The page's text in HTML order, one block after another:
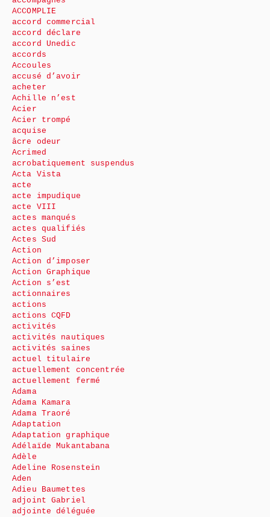
ACCOMPLIE
accord commercial
accord déclare
accord Unedic
accords
Accoules
accusé d’avoir
acheter
Achille n’est
Acier
Acier trompé
acquise
âcre odeur
Acrimed
acrobatiquement suspendus
Acta Vista
acte
acte impudique
acte VIII
actes manqués
actes qualifiés
Actes Sud
Action
Action d’imposer
Action Graphique
Action s’est
actionnaires
actions
actions CQFD
activités
activités nautiques
activités saines
actuel titulaire
actuellement concentrée
actuellement fermé
Adama
Adama Kamara
Adama Traoré
Adaptation
Adaptation graphique
Adélaïde Mukantabana
Adèle
Adeline Rosenstein
Aden
Adieu Baumettes
adjoint Gabriel
adjointe déléguée